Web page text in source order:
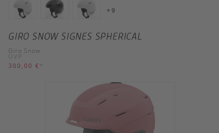
+ 9
GIRO SNOW SIGNES SPHERICAL
Giro Snow
UVP
300,00 € *